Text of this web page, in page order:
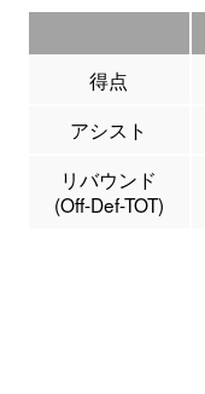
得点
アシスト
リバウンド
(Off-Def-TOT)